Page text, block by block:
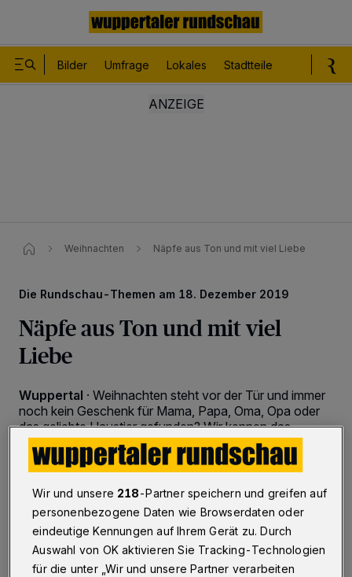
Bilder Umfrage Lokales Stadtteile
Weihnachten Näpfe aus Ton und mit viel Liebe
Die Rundschau-Themen am 18. Dezember 2019
Näpfe aus Ton und mit viel
Liebe
Wuppertal · Weihnachten steht vor der Tür und immer
noch kein Geschenk für Mama, Papa, Oma, Opa oder
das geliebte Haustier gefunden? Wir kennen das
Problem! Und haben dafür auf dem Elberfelder
Weihnachtsmarkt eine Last-Minute-Lösung gefunden.
17.12.2019 , 19:00 Uhr 2 Minuten Lesezeit
Wir und unsere 218-Partner speichern und greifen auf
personenbezogene Daten wie Browserdaten oder
eindeutige Kennungen auf Ihrem Gerät zu. Durch
Auswahl von OK aktivieren Sie Tracking-Technologien
für die unter „Wir und unsere Partner verarbeiten